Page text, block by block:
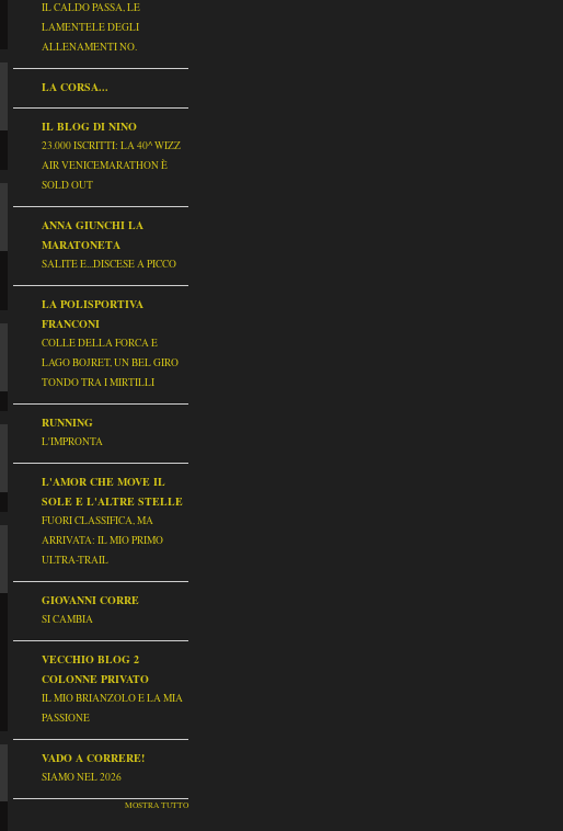
IL CALDO PASSA, LE
LAMENTELE DEGLI
ALLENAMENTI NO.
LA CORSA...
IL BLOG DI NINO
23.000 ISCRITTI: LA 40^ WIZZ
AIR VENICEMARATHON È
SOLD OUT
ANNA GIUNCHI LA
MARATONETA
SALITE E...DISCESE A PICCO
LA POLISPORTIVA
FRANCONI
COLLE DELLA FORCA E
LAGO BOJRET, UN BEL GIRO
TONDO TRA I MIRTILLI
RUNNING
L'IMPRONTA
L'AMOR CHE MOVE IL
SOLE E L'ALTRE STELLE
FUORI CLASSIFICA, MA
ARRIVATA: IL MIO PRIMO
ULTRA-TRAIL
GIOVANNI CORRE
SI CAMBIA
VECCHIO BLOG 2
COLONNE PRIVATO
IL MIO BRIANZOLO E LA MIA
PASSIONE
VADO A CORRERE!
SIAMO NEL 2026
MOSTRA TUTTO